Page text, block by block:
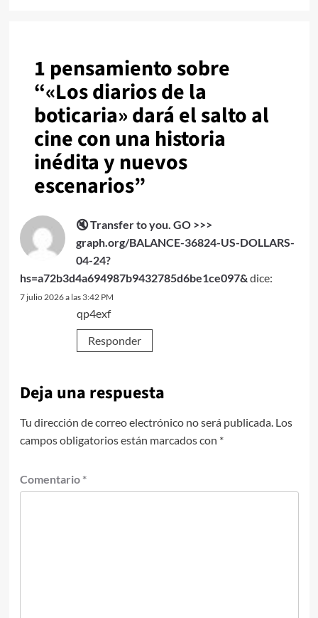
1 pensamiento sobre
“«Los diarios de la
boticaria» dará el salto al
cine con una historia
inédita y nuevos
escenarios”
🔇 Transfer to you. GO >>>
graph.org/BALANCE-36824-US-DOLLARS-
04-24?
hs=a72b3d4a694987b9432785d6be1ce097&dice:
7 julio 2026 a las 3:42 PM
qp4exf
Responder
Deja una respuesta
Tu dirección de correo electrónico no será publicada. Los
campos obligatorios están marcados con *
Comentario *